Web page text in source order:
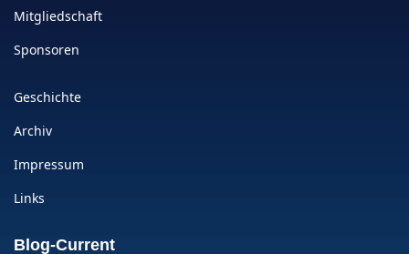
Mitgliedschaft
Sponsoren
Geschichte
Archiv
Impressum
Links
Blog-Current